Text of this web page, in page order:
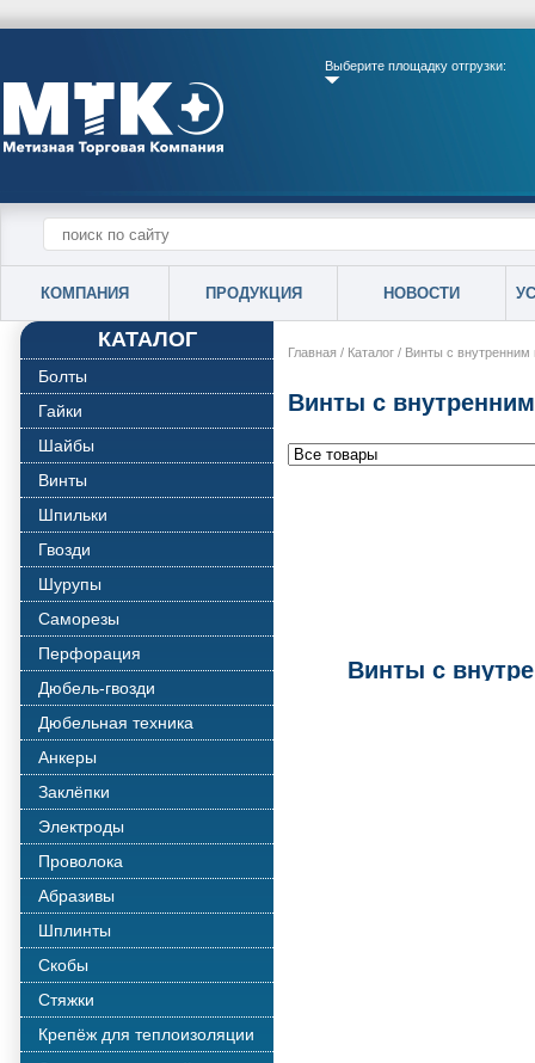
Выберите площадку отгрузки:
КОМПАНИЯ ПРОДУКЦИЯ НОВОСТИ
КАТАЛОГ
Болты
Гайки
Шайбы
Винты
Шпильки
Гвозди
Шурупы
Саморезы
Перфорация
Дюбель-гвозди
Дюбельная техника
Анкеры
Заклёпки
Электроды
Проволока
Абразивы
Шплинты
Скобы
Стяжки
Крепёж для теплоизоляции
Главная / Каталог / Винты с внутренним
Винты с
Винты с